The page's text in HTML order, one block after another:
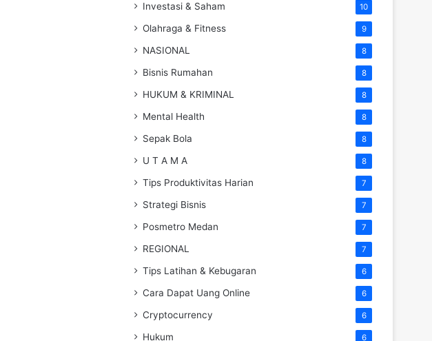
Investasi & Saham 10
Olahraga & Fitness 9
NASIONAL 8
Bisnis Rumahan 8
HUKUM & KRIMINAL 8
Mental Health 8
Sepak Bola 8
U T A M A 8
Tips Produktivitas Harian 7
Strategi Bisnis 7
Posmetro Medan 7
REGIONAL 7
Tips Latihan & Kebugaran 6
Cara Dapat Uang Online 6
Cryptocurrency 6
Hukum 6